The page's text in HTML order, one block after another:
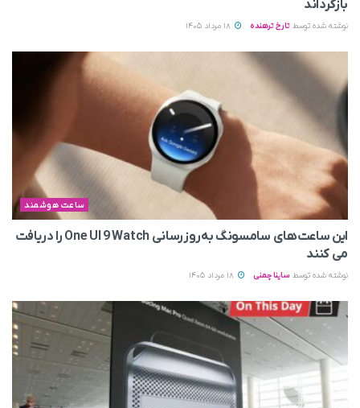
بازگرداند
نوشته شده توسط تارخ ترهنده
ساعت هوشمند
این ساعت‌های سامسونگ به‌روزرسانی One UI 9 Watch را دریافت
می کنند
نوشته شده توسط ساینا چمنی